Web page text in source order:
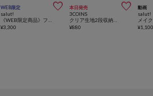
WEB限定 
salut!
¥3,300
本日発売 
3COINS
クリア生地2段収納ボックス
¥880
動画
salut!
メイ
¥